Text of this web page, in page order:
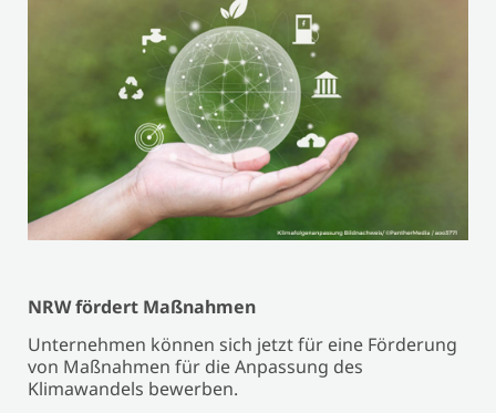
NRW fördert Maßnahmen
Unternehmen können sich jetzt für eine Förderung
von Maßnahmen für die Anpassung des
Klimawandels bewerben.